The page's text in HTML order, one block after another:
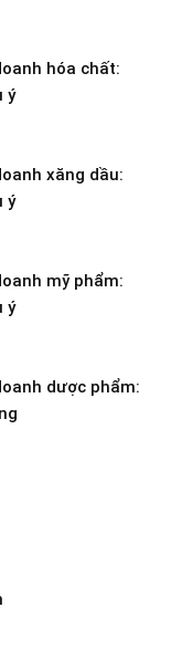
hóa chất:
ý
xăng dầu:
ý
mỹ phẩm:
ý
dược phẩm: